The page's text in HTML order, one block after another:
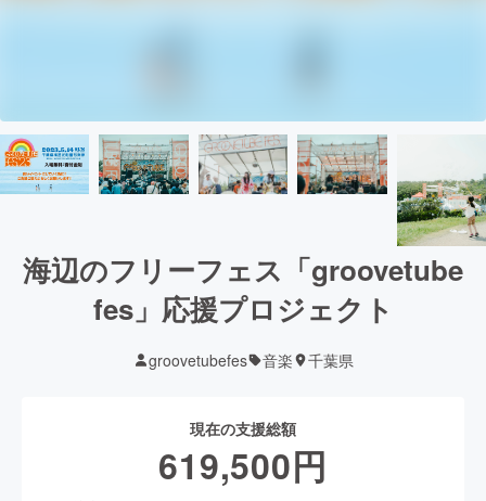
海辺のフリーフェス「groovetube
fes」応援プロジェクト
groovetubefes 音楽 千葉県
現在の支援総額
619,500円